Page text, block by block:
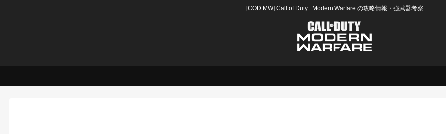
[COD:MW] Call of Duty : Modern Warfare の攻略情報・強武器考察